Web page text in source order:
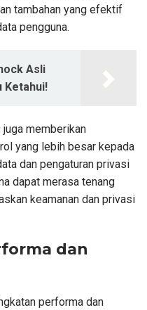
tambahan yang efektif
pengguna.
Asli
Ketahui!
memberikan
yang lebih besar kepada
dan pengaturan privasi
dapat merasa tenang
keamanan dan privasi
dan
performa dan